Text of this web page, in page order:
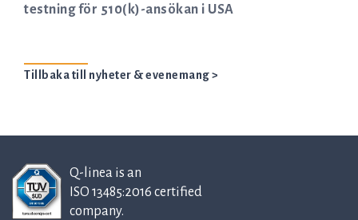
testning för 510(k)-ansökan i USA
Tillbaka till nyheter & evenemang >
Q-linea is an
ISO 13485:2016 certified
company.